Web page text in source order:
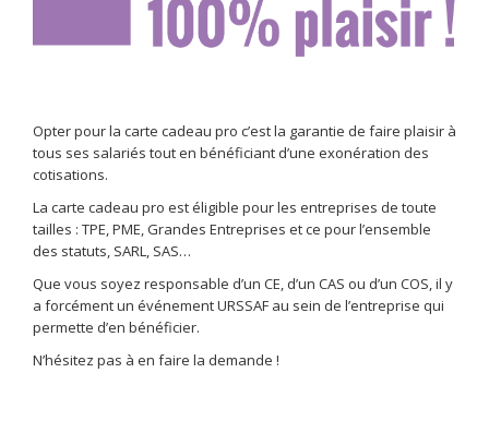
Opter pour la carte cadeau pro c’est la garantie de faire plaisir à
tous ses salariés tout en bénéficiant d’une exonération des
cotisations.
La carte cadeau pro est éligible pour les entreprises de toute
tailles : TPE, PME, Grandes Entreprises et ce pour l’ensemble
des statuts, SARL, SAS…
Que vous soyez responsable d’un CE, d’un CAS ou d’un COS, il y
a forcément un événement URSSAF au sein de l’entreprise qui
permette d’en bénéficier.
N’hésitez pas à en faire la demande !